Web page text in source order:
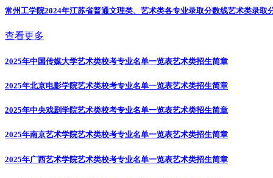
常州工学院2024年江苏省普通文理类、艺术类各专业录取分数线艺术类录取
查看更多
2025年中国传媒大学艺术类校考专业名单一览表艺术类招生简章
2025年北京电影学院艺术类校考专业名单一览表艺术类招生简章
2025年中央戏剧学院艺术类校考专业名单一览表艺术类招生简章
2025年南京艺术学院艺术类校考专业名单一览表艺术类招生简章
2025年广西艺术学院艺术类校考专业名单一览表艺术类招生简章